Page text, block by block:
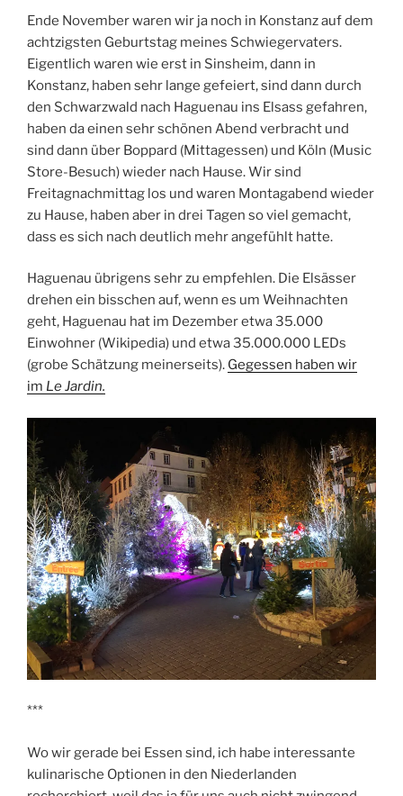
Ende November waren wir ja noch in Konstanz auf dem
achtzigsten Geburtstag meines Schwiegervaters.
Eigentlich waren wie erst in Sinsheim, dann in
Konstanz, haben sehr lange gefeiert, sind dann durch
den Schwarzwald nach Haguenau ins Elsass gefahren,
haben da einen sehr schönen Abend verbracht und
sind dann über Boppard (Mittagessen) und Köln (Music
Store-Besuch) wieder nach Hause. Wir sind
Freitagnachmittag los und waren Montagabend wieder
zu Hause, haben aber in drei Tagen so viel gemacht,
dass es sich nach deutlich mehr angefühlt hatte.
Haguenau übrigens sehr zu empfehlen. Die Elsässer
drehen ein bisschen auf, wenn es um Weihnachten
geht, Haguenau hat im Dezember etwa 35.000
Einwohner (Wikipedia) und etwa 35.000.000 LEDs
(grobe Schätzung meinerseits). Gegessen haben wir
im Le Jardin.
***
Wo wir gerade bei Essen sind, ich habe interessante
kulinarische Optionen in den Niederlanden